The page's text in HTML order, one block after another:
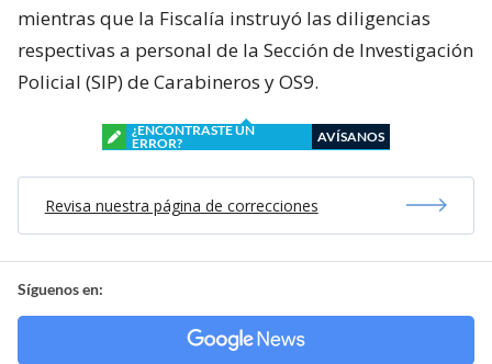
mientras que la Fiscalía instruyó las diligencias
respectivas a personal de la Sección de Investigación
Policial (SIP) de Carabineros y OS9.
¿ENCONTRASTE UN
ERROR?
AVÍSANOS
Revisa nuestra página de correcciones
Síguenos en: